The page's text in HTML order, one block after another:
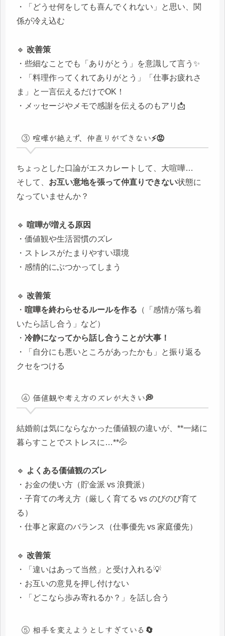
・「どうせ何をしても喜んでくれない」と思い、関
係が冷え込む
🔹 改善策
・些細なことでも「ありがとう」を意識して言う✨
・「料理作ってくれてありがとう」「仕事お疲れさ
ま」と一言伝えるだけでOK！
・メッセージやメモで感謝を伝えるのもアリ📩
③ 喧嘩が絶えず、仲直りができない⚡😡
ちょっとした口論がエスカレートして、大喧嘩…
そして、 お互い意地を張って仲直りできない状態に
なっていませんか？
🔹 喧嘩が増える原因
・価値観や生活習慣のズレ
・ストレスがたまりやすい環境
・感情的にぶつかってしまう
🔹 改善策
・ 喧嘩を終わらせるルールを作る （「感情が落ち着
いたら話し合う」など）
・ 冷静になってから話し合うことが大事！
・「自分にも悪いところがあったかも」と振り返る
クセをつける
④ 価値観や考え方のズレが大きい💭
結婚前は気にならなかった価値観の違いが、**一緒に
暮らすことでストレスに…**💦
🔹 よくある価値観のズレ
・お金の使い方（貯金派 vs 浪費派）
・子育ての考え方（厳しく育てる vs のびのび育て
る）
・仕事と家庭のバランス（仕事優先 vs 家庭優先）
🔹 改善策
・「違いはあって当然」と受け入れる💡
・お互いの意見を押し付けない
・「どこなら歩み寄れるか？」を話し合う
⑤ 相手を変えようとしすぎている🔄